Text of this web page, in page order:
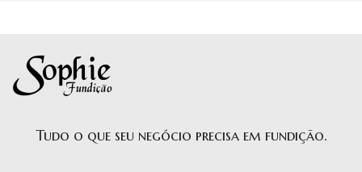
Tudo o que seu negócio precisa em fundição.